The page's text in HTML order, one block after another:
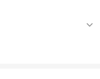
Свободное
кони